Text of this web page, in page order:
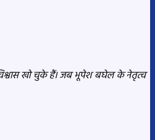
खो चुके हैं। जब भूपेश बघेल के नेतृत्व